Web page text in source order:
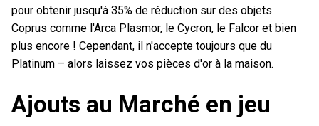
pour obtenir jusqu'à 35% de réduction sur des objets
Coprus comme l'Arca Plasmor, le Cycron, le Falcor et bien
plus encore ! Cependant, il n'accepte toujours que du
Platinum – alors laissez vos pièces d'or à la maison.
Ajouts au Marché en jeu